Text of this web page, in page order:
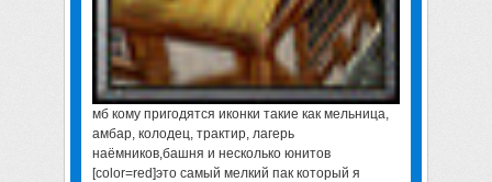
мб кому пригодятся иконки такие как мельница,
амбар, колодец, трактир, лагерь
наёмников,башня и несколько юнитов
[color=red]это самый мелкий пак который я